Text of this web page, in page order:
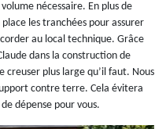
nécessaire. En plus de
les tranchées pour assurer
au local technique. Grâce
dans la construction de
creuser plus large qu’il faut. Nous
contre terre. Cela évitera
dépense pour vous.